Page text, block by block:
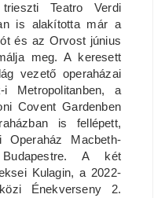
Teatro Verdi
is alakította már a
és az Orvost június
meg. A keresett
vezető operaházai
Metropolitanben, a
Covent Gardenben
is fellépett,
Macbeth-
Budapestre. A két
Kulagin, a 2022-
Énekverseny 2.